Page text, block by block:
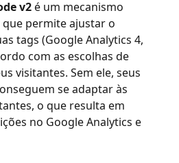
v2 é um mecanismo
permite ajustar o
tags (Google Analytics 4,
com as escolhas de
visitantes. Sem ele, seus
se adaptar às
o que resulta em
no Google Analytics e